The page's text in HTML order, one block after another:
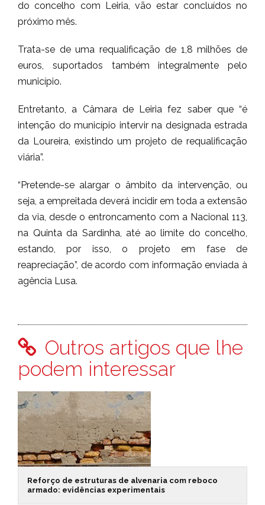
do concelho com Leiria, vão estar concluídos no
próximo mês.
Trata-se de uma requalificação de 1,8 milhões de
euros, suportados também integralmente pelo
município.
Entretanto, a Câmara de Leiria fez saber que “é
intenção do município intervir na designada estrada
da Loureira, existindo um projeto de requalificação
viária”.
“Pretende-se alargar o âmbito da intervenção, ou
seja, a empreitada deverá incidir em toda a extensão
da via, desde o entroncamento com a Nacional 113,
na Quinta da Sardinha, até ao limite do concelho,
estando, por isso, o projeto em fase de
reapreciação”, de acordo com informação enviada à
agência Lusa.
Outros artigos que lhe
podem interessar
Reforço de estruturas de alvenaria com reboco
armado: evidências experimentais